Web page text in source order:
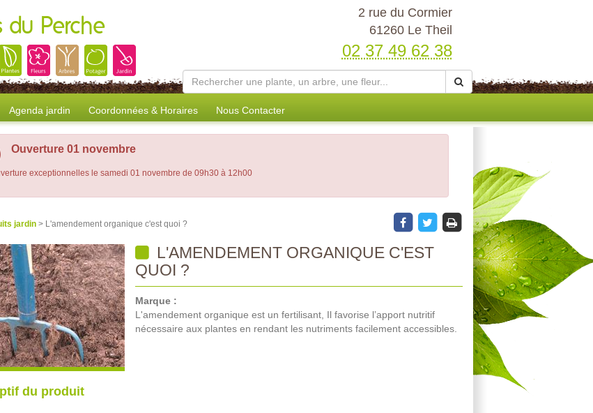
du Perche
2 rue du Cormier
61260 Le Theil
02 37 49 62 38
Agenda jardin Coordonnées & Horaires Nous Contacter
Ouverture 01 novembre
exceptionnelles le samedi 01 novembre de 09h30 à 12h00
jardin > L'amendement organique c'est quoi ?
L'AMENDEMENT ORGANIQUE C'EST
QUOI ?
Marque :
L'amendement organique est un fertilisant, Il favorise l’apport nutritif
nécessaire aux plantes en rendant les nutriments facilement accessibles.
du produit